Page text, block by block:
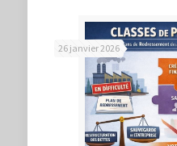
26 janvier 2026